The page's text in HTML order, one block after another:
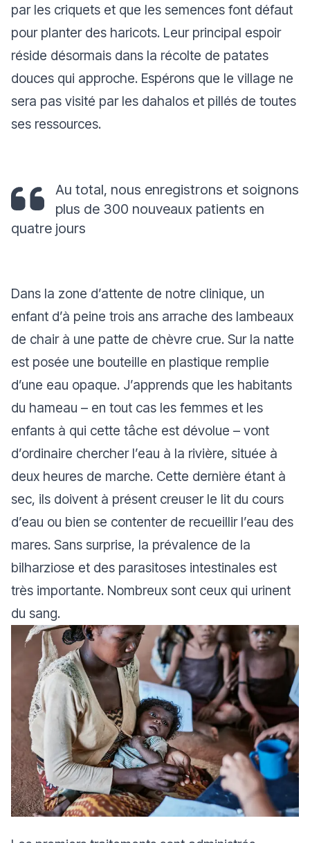
par les criquets et que les semences font défaut
pour planter des haricots. Leur principal espoir
réside désormais dans la récolte de patates
douces qui approche. Espérons que le village ne
sera pas visité par les dahalos et pillés de toutes
ses ressources.
Au total, nous enregistrons et soignons
plus de 300 nouveaux patients en
quatre jours
Dans la zone d’attente de notre clinique, un
enfant d’à peine trois ans arrache des lambeaux
de chair à une patte de chèvre crue. Sur la natte
est posée une bouteille en plastique remplie
d’une eau opaque. J’apprends que les habitants
du hameau – en tout cas les femmes et les
enfants à qui cette tâche est dévolue – vont
d’ordinaire chercher l’eau à la rivière, située à
deux heures de marche. Cette dernière étant à
sec, ils doivent à présent creuser le lit du cours
d’eau ou bien se contenter de recueillir l’eau des
mares. Sans surprise, la prévalence de la
bilharziose et des parasitoses intestinales est
très importante. Nombreux sont ceux qui urinent
du sang.